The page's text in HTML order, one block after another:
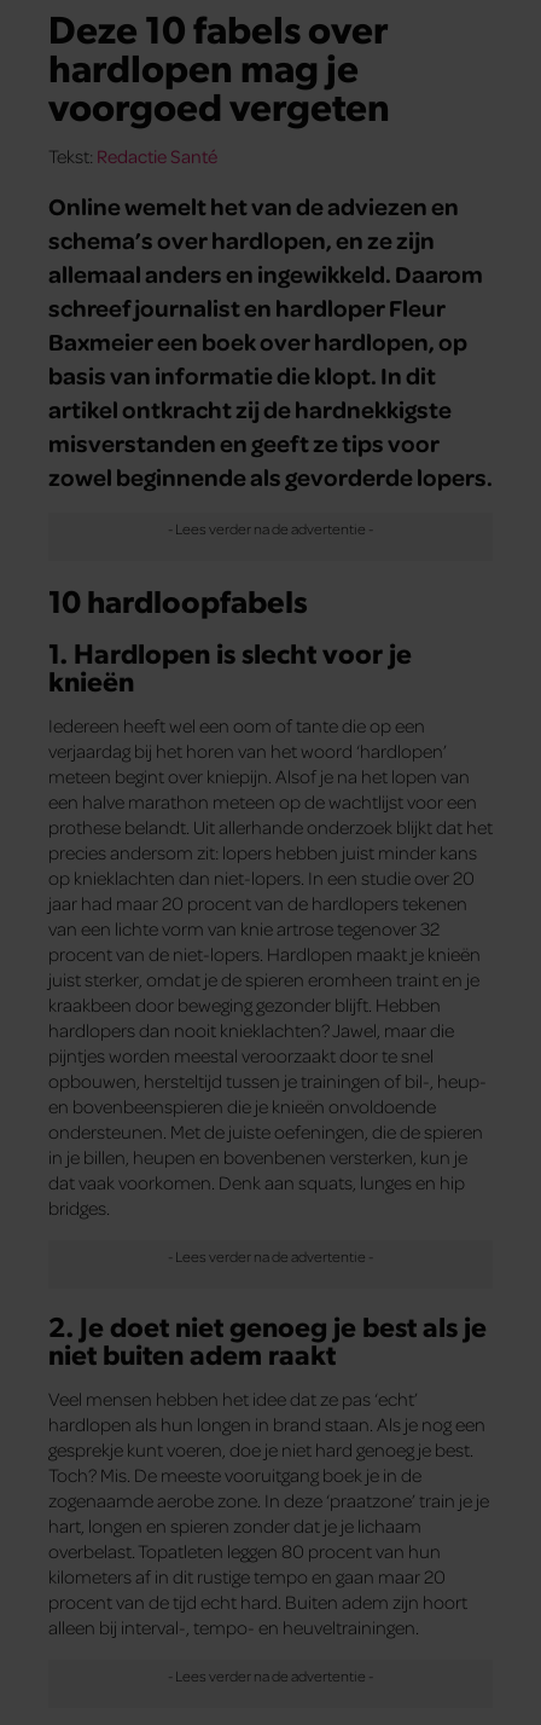
Deze 10 fabels over
hardlopen mag je
voorgoed vergeten
Tekst: Redactie Santé
Online wemelt het van de adviezen en
schema’s over hardlopen, en ze zijn
allemaal anders en ingewikkeld. Daarom
schreef journalist en hardloper Fleur
Baxmeier een boek over hardlopen, op
basis van informatie die klopt. In dit
artikel ontkracht zij de hardnekkigste
misverstanden en geeft ze tips voor
zowel beginnende als gevorderde lopers.
10 hardloopfabels
1. Hardlopen is slecht voor je
knieën
Iedereen heeft wel een oom of tante die op een
verjaardag bij het horen van het woord ‘hardlopen’
meteen begint over kniepijn. Alsof je na het lopen van
een halve marathon meteen op de wachtlijst voor een
prothese belandt. Uit allerhande onderzoek blijkt dat het
precies andersom zit: lopers hebben juist minder kans
op knieklachten dan niet-lopers. In een studie over 20
jaar had maar 20 procent van de hardlopers tekenen
van een lichte vorm van knie artrose tegenover 32
procent van de niet-lopers. Hardlopen maakt je knieën
juist sterker, omdat je de spieren eromheen traint en je
kraakbeen door beweging gezonder blijft. Hebben
hardlopers dan nooit knieklachten? Jawel, maar die
pijntjes worden meestal veroorzaakt door te snel
opbouwen, hersteltijd tussen je trainingen of bil-, heup-
en bovenbeenspieren die je knieën onvoldoende
ondersteunen. Met de juiste oefeningen, die de spieren
in je billen, heupen en bovenbenen versterken, kun je
dat vaak voorkomen. Denk aan squats, lunges en hip
bridges.
2. Je doet niet genoeg je best als je
niet buiten adem raakt
Veel mensen hebben het idee dat ze pas ‘echt’
hardlopen als hun longen in brand staan. Als je nog een
gesprekje kunt voeren, doe je niet hard genoeg je best.
Toch? Mis. De meeste vooruitgang boek je in de
zogenaamde aerobe zone. In deze ‘praatzone’ train je je
hart, longen en spieren zonder dat je je lichaam
overbelast. Topatleten leggen 80 procent van hun
kilometers af in dit rustige tempo en gaan maar 20
procent van de tijd echt hard. Buiten adem zijn hoort
alleen bij interval-, tempo- en heuveltrainingen.